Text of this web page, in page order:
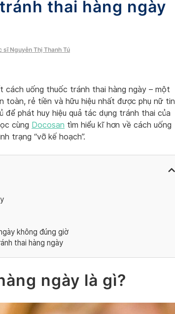
thai hàng ngày
sĩ Nguyễn Thị Thanh Tú
cách uống thuốc tránh thai hàng ngày – một
toàn, rẻ tiền và hữu hiệu nhất được phụ nữ tin
để phát huy hiệu quả tác dụng tránh thai của
cùng Docosan tìm hiểu kĩ hơn về cách uống
trạng “vỡ kế hoạch”.
không đúng giờ
thai hàng ngày
ngày là gì?